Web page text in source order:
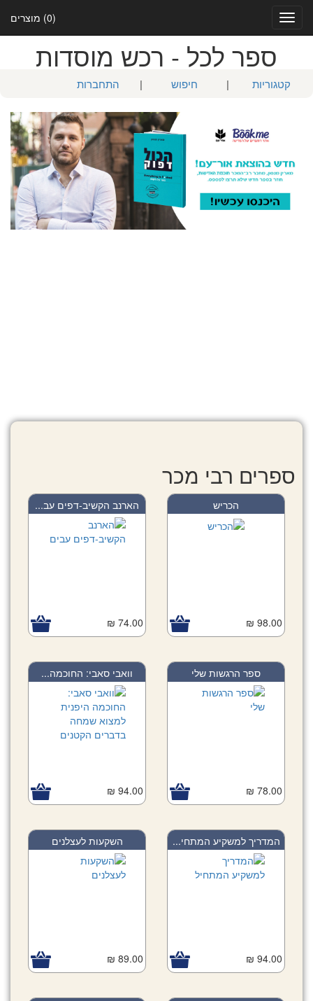
(0) מוצרים
Toggle
navigation
ספר לכל - רכש מוסדות
קטגוריות | חיפוש | התחברות
ספרים רבי מכר
הכריש
98.00 ₪
הארנב הקשיב-דפים עב...
74.00 ₪
ספר הרגשות שלי
78.00 ₪
וואבי סאבי: החוכמה...
94.00 ₪
המדריך למשקיע המתחי...
94.00 ₪
השקעות לעצלנים
89.00 ₪